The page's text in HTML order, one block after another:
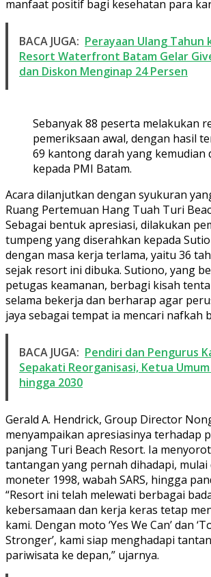
manfaat positif bagi kesehatan para
BACA JUGA: Perayaan Ulang Tahun
Resort Waterfront Batam Gelar
dan Diskon Menginap 24 Persen
Sebanyak 88 peserta melakukan
pemeriksaan awal, dengan hasil
69 kantong darah yang kemudian
kepada PMI Batam.
Acara dilanjutkan dengan syukuran
Ruang Pertemuan Hang Tuah Turi
Sebagai bentuk apresiasi, dilakukan
tumpeng yang diserahkan kepada
dengan masa kerja terlama, yaitu 36
sejak resort ini dibuka. Sutiono, yang
petugas keamanan, berbagi kisah
selama bekerja dan berharap agar
jaya sebagai tempat ia mencari nafkah
BACA JUGA: Pendiri dan Pengurus
Sepakati Reorganisasi, Ketua
hingga 2030
Gerald A. Hendrick, Group Director
menyampaikan apresiasinya terhadap
panjang Turi Beach Resort. Ia
tantangan yang pernah dihadapi, mulai
moneter 1998, wabah SARS, hingga
“Resort ini telah melewati berbagai
kebersamaan dan kerja keras tetap
kami. Dengan moto ‘Yes We Can’ dan
Stronger’, kami siap menghadapi
pariwisata ke depan,” ujarnya.